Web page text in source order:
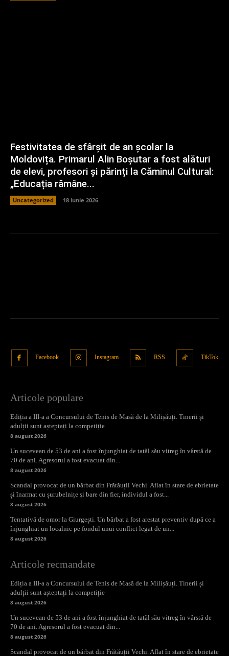
Festivitatea de sfârșit de an școlar la
Moldovița. Primarul Alin Boșutar a fost alături
de elevi, profesori și părinți la Căminul Cultural:
„Educația rămâne...
Uncategorized 18 iunie 2026
Facebook Instagram RSS TikTok
Articole populare
Ediția a III-a a Concursului de Tenis de Masă de la Milișăuți. Tinerii și
adulții sunt așteptați la competiție
8 august 2026
Un sucevean de 53 de ani a fost înjunghiat de tatăl său vitreg în vârstă de
70 de ani. Agresorul a fost evacuat din...
8 august 2026
Scandal provocat de un bărbat din Frătăuții Vechi. Aflat în stare de ebrietate
și înarmat cu șurubelnițe și bare din fier, individul a fost...
8 august 2026
Tentativă de omor la Giurgești. Un bărbat a fost arestat preventiv după ce a
înjunghiat un localnic pe fondul unui conflict legat de un...
8 august 2026
Articole recmandate
Ediția a III-a a Concursului de Tenis de Masă de la Milișăuți. Tinerii și
adulții sunt așteptați la competiție
8 august 2026
Un sucevean de 53 de ani a fost înjunghiat de tatăl său vitreg în vârstă de
70 de ani. Agresorul a fost evacuat din...
8 august 2026
Scandal provocat de un bărbat din Frătăuții Vechi. Aflat în stare de ebrietate